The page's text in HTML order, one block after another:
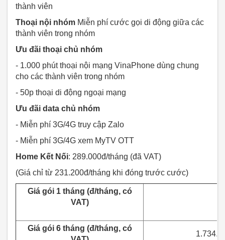
thành viên
Thoại nội nhóm Miễn phí cước gọi di động giữa các
thành viên trong nhóm
Ưu đãi thoại chủ nhóm
- 1.000 phút thoại nội mạng VinaPhone dùng chung
cho các thành viên trong nhóm
- 50p thoại di động ngoại mạng
Ưu đãi data chủ nhóm
- Miễn phí 3G/4G truy cập Zalo
- Miễn phí 3G/4G xem MyTV OTT
Home Kết Nối: 289.000đ/tháng (đã VAT)
(Giá chỉ từ 231.200đ/tháng khi đóng trước cước)
Giá gói 1 tháng (đ/tháng, có
VAT)
Giá gói 6 tháng (đ/tháng, có